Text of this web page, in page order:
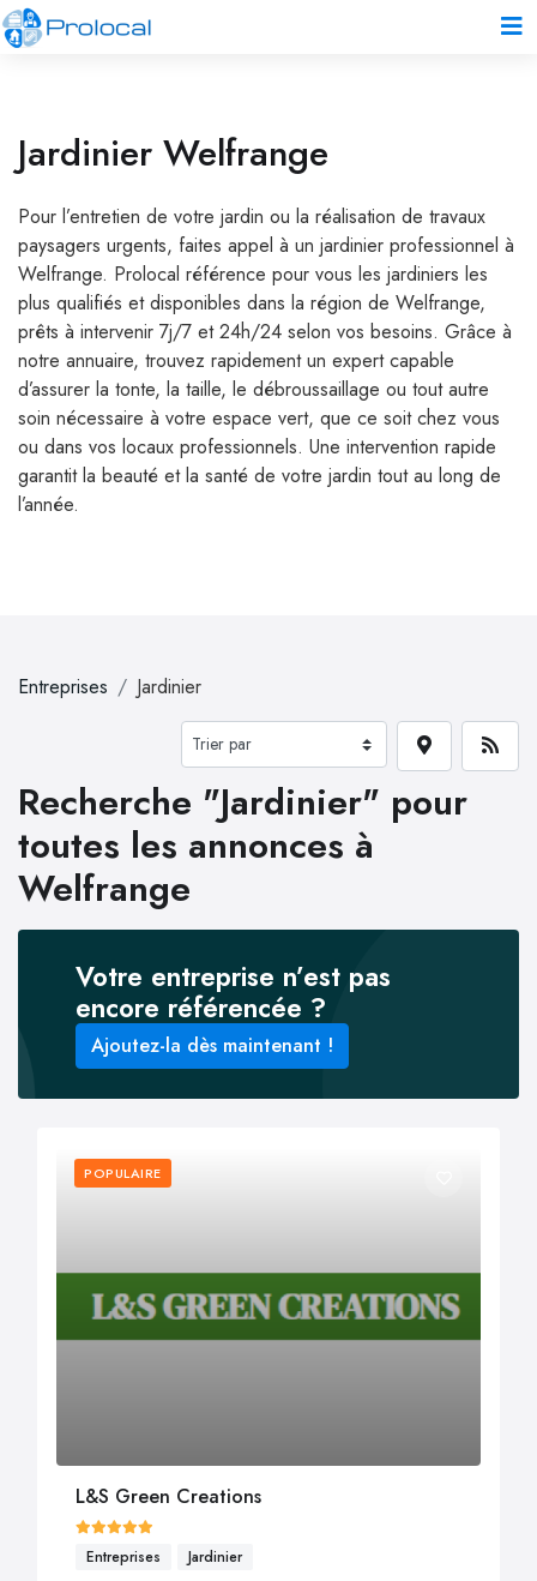
Jardinier Welfrange
Pour l’entretien de votre jardin ou la réalisation de travaux
paysagers urgents, faites appel à un jardinier professionnel à
Welfrange. Prolocal référence pour vous les jardiniers les
plus qualifiés et disponibles dans la région de Welfrange,
prêts à intervenir 7j/7 et 24h/24 selon vos besoins. Grâce à
notre annuaire, trouvez rapidement un expert capable
d’assurer la tonte, la taille, le débroussaillage ou tout autre
soin nécessaire à votre espace vert, que ce soit chez vous
ou dans vos locaux professionnels. Une intervention rapide
garantit la beauté et la santé de votre jardin tout au long de
l’année.
Entreprises Jardinier
Recherche "Jardinier" pour
toutes les annonces à
Welfrange
Votre entreprise n’est pas
encore référencée ?
Ajoutez-la dès maintenant !
POPULAIRE
L&S Green Creations
Entreprises Jardinier